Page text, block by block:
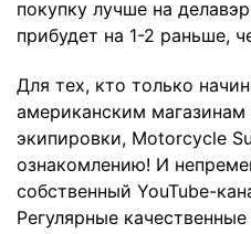
покупку лучше на
прибудет на 1-2 раньше,
Для тех, кто только
американским магазинам
экипировки, Motorcycle
ознакомлению! И
собственный YouTube-
Регулярные